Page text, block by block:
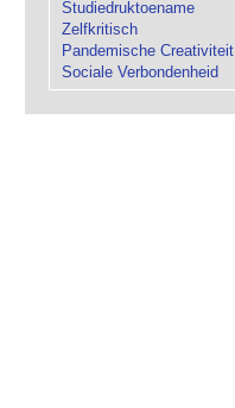
Studiedruktoename
Zelfkritisch
Pandemische Creativiteit
Sociale Verbondenheid